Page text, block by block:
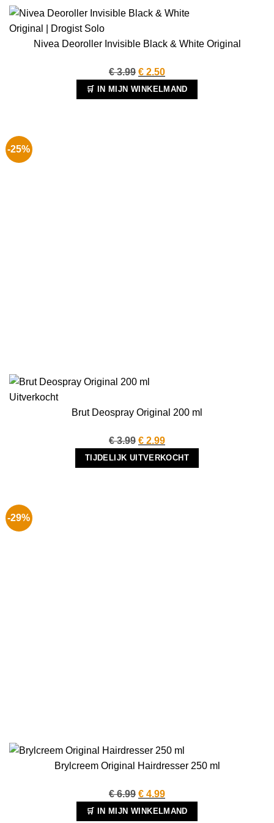
Nivea Deoroller Invisible Black & White Original
€3.99 Oorspronkelijke
prijs
was:
€ 2.50Huidige
prijs
is:
🛒 IN MIJN WINKELMAND
-25%
Uitverkocht
Brut Deospray Original 200 ml
€3.99 Oorspronkelijke
prijs
was:
€ 2.99Huidige
prijs
is:
TIJDELIJK UITVERKOCHT
-29%
Brylcreem Original Hairdresser 250 ml
€6.99 Oorspronkelijke
prijs
€ 4.99Huidige
prijs
🛒 IN MIJN WINKELMAND